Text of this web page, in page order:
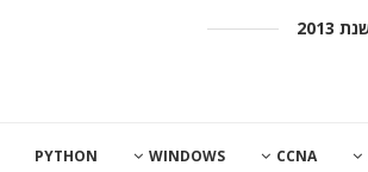
CCNA
WINDOWS
PYTHON